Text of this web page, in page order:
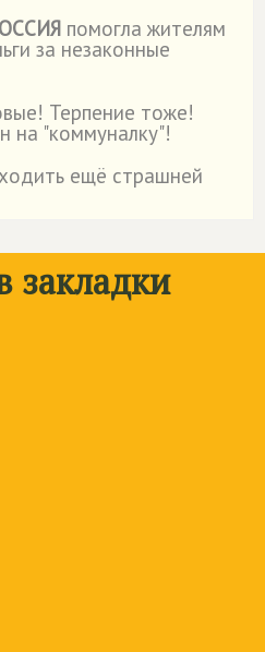
помогла жителям
за незаконные
Терпение тоже!
на "коммуналку"!
ещё страшней
закладки